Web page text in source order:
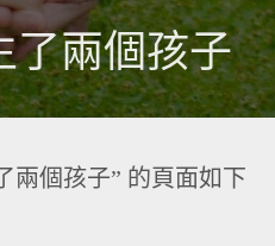
了兩個孩子
兩個孩子” 的頁面如下